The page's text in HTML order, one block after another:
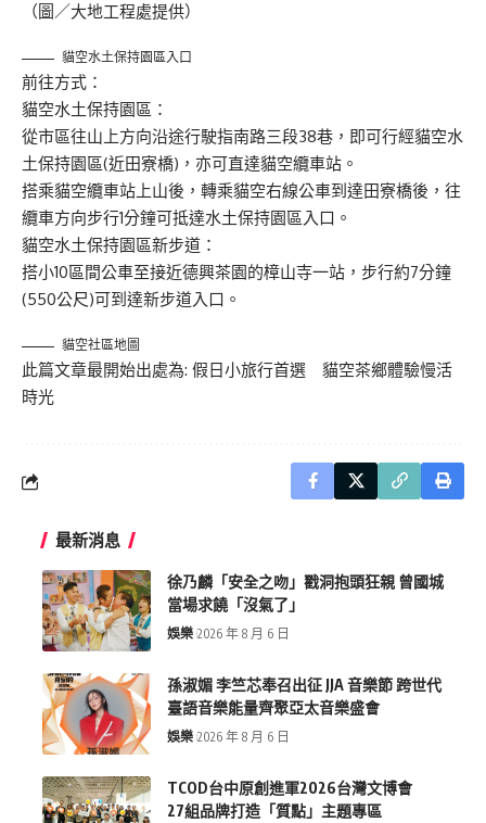
（圖／大地工程處提供）
貓空水土保持園區入口
前往方式：
貓空水土保持園區：
從市區往山上方向沿途行駛指南路三段38巷，即可行經貓空水
土保持園區(近田寮橋)，亦可直達貓空纜車站。
搭乘貓空纜車站上山後，轉乘貓空右線公車到達田寮橋後，往
纜車方向步行1分鐘可抵達水土保持園區入口。
貓空水土保持園區新步道：
搭小10區間公車至接近德興茶園的樟山寺一站，步行約7分鐘
(550公尺)可到達新步道入口。
貓空社區地圖
此篇文章最開始出處為: 假日小旅行首選 貓空茶鄉體驗慢活
時光
最新消息
徐乃麟「安全之吻」戳洞抱頭狂親 曾國城
當場求饒「沒氣了」
娛樂 2026 年 8 月 6 日
孫淑媚 李竺芯奉召出征 JJA 音樂節 跨世代
臺語音樂能量齊聚亞太音樂盛會
娛樂 2026 年 8 月 6 日
TCOD台中原創進軍2026台灣文博會
27組品牌打造「質點」主題專區